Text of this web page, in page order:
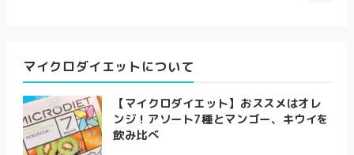
マイクロダイエットについて
【マイクロダイエット】おススメはオレ
ンジ！アソート7種とマンゴー、キウイを
飲み比べ